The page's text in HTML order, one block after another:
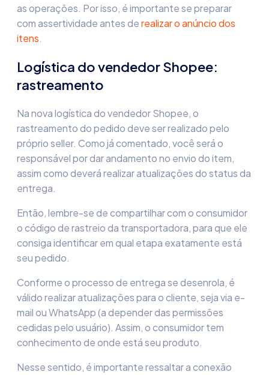
as operações. Por isso, é importante se preparar
com assertividade antes derealizar o anúncio dos
itens.
Logística do vendedor Shopee:
rastreamento
Na novalogística do vendedor Shopee, o
rastreamentodo pedido deve ser realizado pelo
próprio seller. Como já comentado, você será o
responsável por dar andamento no envio do item,
assim como deverá realizar atualizações do status da
entrega.
Então, lembre-se de compartilhar com o consumidor
o código de rastreio da transportadora, para que ele
consiga identificar em qual etapa exatamente está
seu pedido.
Conforme o processo de entrega se desenrola, é
válido realizar atualizações para o cliente, seja via e-
mail ou WhatsApp (a depender das permissões
cedidas pelo usuário). Assim, o consumidor tem
conhecimento de onde está seu produto.
Nesse sentido, é importante ressaltar a conexão